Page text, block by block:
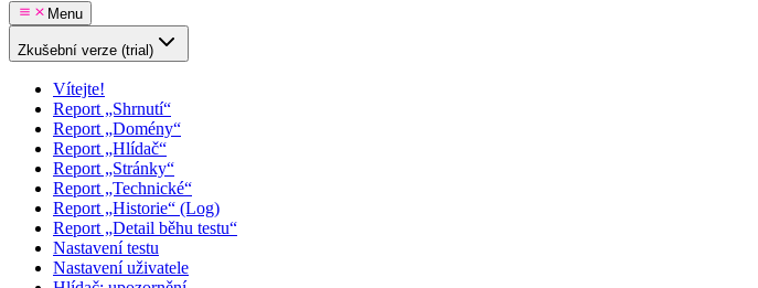
Menu
Zkušební verze (trial)
Vítejte!
Report „Shrnutí“
Report „Domény“
Report „Hlídač“
Report „Stránky“
Report „Technické“
Report „Historie“ (Log)
Report „Detail běhu testu“
Nastavení testu
Nastavení uživatele